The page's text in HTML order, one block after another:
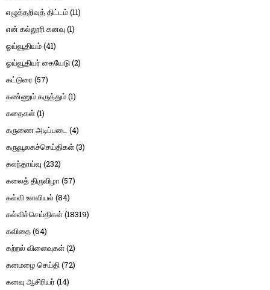
எழுத்தறிவுத் திட்டம்(11)
என் கல்லூரி கனவு (1)
ஓய்வூதியம்(41)
ஓய்வூதியர் கையேடு(2)
கட்டுரை (57)
கண்ணும் கருத்தும்(1)
கதைகள்(1)
கருணை அடிப்படை (4)
கருவூலகச்செய்திகள்(3)
கலந்தாய்வு (232)
கலைத் திருவிழா (57)
கல்வி உளவியல் (84)
கல்விச்செய்திகள்(18319)
கவிதை(64)
கற்றல் விளைவுகள்(2)
கனமழை செய்தி(72)
கனவு ஆசிரியர் (14)